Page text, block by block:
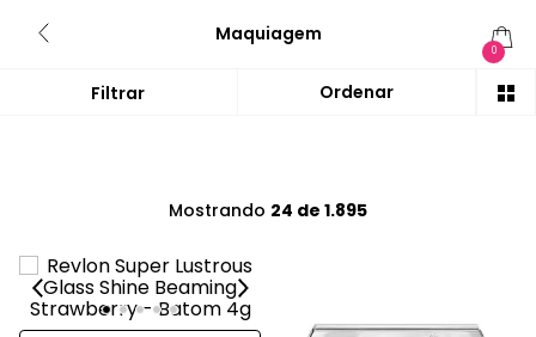
Maquiagem
0
Mostrando 24 de 1.895